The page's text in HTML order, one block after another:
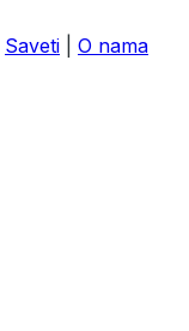
Saveti
O nama